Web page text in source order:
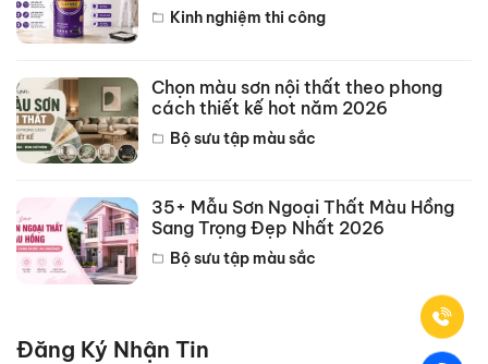
Kinh nghiệm thi công
Chọn màu sơn nội thất theo phong
cách thiết kế hot năm 2026
Bộ sưu tập màu sắc
35+ Mẫu Sơn Ngoại Thất Màu Hồng
Sang Trọng Đẹp Nhất 2026
Bộ sưu tập màu sắc
Đăng Ký Nhận Tin